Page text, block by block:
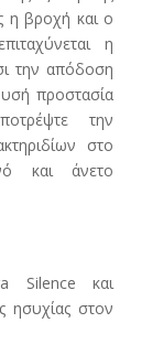
η βροχή και ο
η
την απόδοση
προστασία
την
στο
και άνετο
Silence και
ησυχίας στον